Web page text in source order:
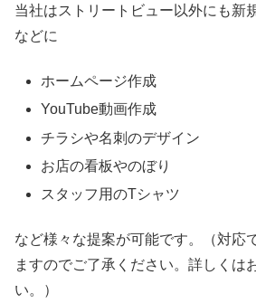
当社はストリートビュー以外にも新
などに
ホームページ作成
YouTube動画作成
チラシや名刺のデザイン
お店の看板やのぼり
スタッフ用のTシャツ
など様々な提案が可能です。（対応
ますのでご了承ください。詳しくは
い。）